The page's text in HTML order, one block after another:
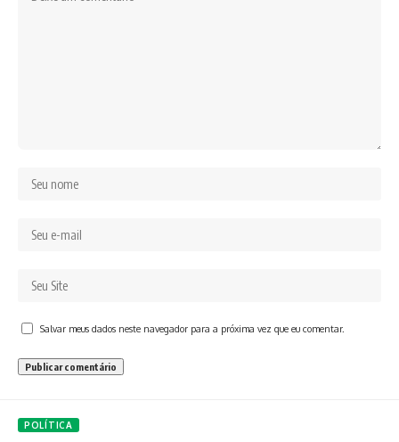
Salvar meus dados neste navegador para a próxima vez que eu comentar.
POLÍTICA